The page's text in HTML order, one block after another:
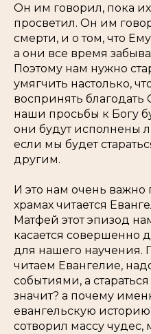
Он им говорил, пока
просветил. Он им
смерти, и о том, что
а они все время
Поэтому нам нужно
умягчить настолько,
воспринять благодать
наши просьбы к Богу
они будут исполнены
если мы будет
другим.
И это нам очень важно
храмах читается
Матфей этот эпизод
касается совершенно
для нашего научения.
читаем Евангелие,
событиями, а
значит? а почему
евангельскую
сотворил массу